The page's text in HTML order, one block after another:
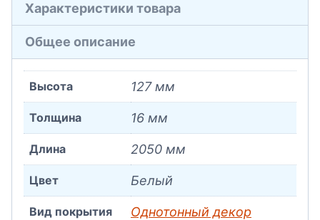
Характеристики товара
Общее описание
Высота 127 мм
Толщина 16 мм
Длина 2050 мм
Цвет Белый
Вид покрытия Однотонный декор